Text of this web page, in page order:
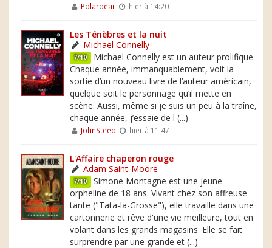
Polarbear hier à 14:20
Les Ténèbres et la nuit
Michael Connelly
7/10 Michael Connelly est un auteur prolifique.
Chaque année, immanquablement, voit la
sortie d’un nouveau livre de l’auteur américain,
quelque soit le personnage qu’il mette en
scène. Aussi, même si je suis un peu à la traîne,
chaque année, j’essaie de l (...)
JohnSteed hier à 11:47
L'Affaire chaperon rouge
Adam Saint-Moore
7/10 Simone Montagne est une jeune
orpheline de 18 ans. Vivant chez son affreuse
tante ("Tata-la-Grosse"), elle travaille dans une
cartonnerie et rêve d'une vie meilleure, tout en
volant dans les grands magasins. Elle se fait
surprendre par une grande et (...)